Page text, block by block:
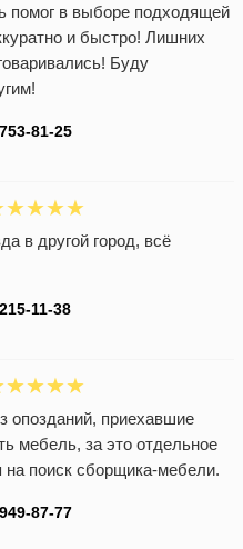
помог в выборе подходящей
и быстро! Лишних
Буду
в другой город, всё
опозданий, приехавшие
мебель, за это отдельное
поиск сборщика-мебели.